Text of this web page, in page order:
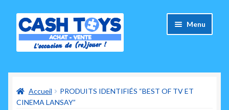
Aller
à
Aller
au
contenu
Menu
Carte Cadeau
Accueil
PRODUITS IDENTIFIÉS “BEST OF TV ET
CINEMA LANSAY”